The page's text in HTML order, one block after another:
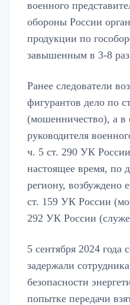
военного
обороны России
продукции по
завышенным в 3-8
Ранее следователи
фигурантов дело по
(мошенничество), а в
руководителя
ч. 5 ст. 290 УК
настоящее время,
региону, возбуждено
ст. 159 УК России
292 УК России
5 сентября 2024
задержали
безопасности
попытке передачи